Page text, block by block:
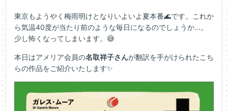
東京もようやく梅雨明けとなりいよいよ夏本番🌊です。これか
ら気温40度が当たり前のような毎日になるのでしょうか…。
少し怖くなってしまいます。😅
本日はアメリア会員の名取祥子さんが翻訳を手がけられたこち
らの作品をご紹介いたします✨